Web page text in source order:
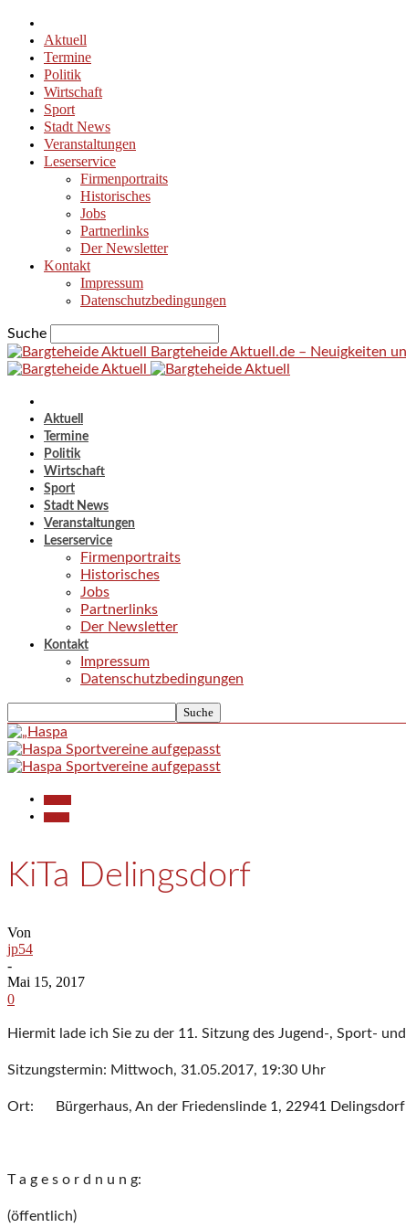
Aktuell
Termine
Politik
Wirtschaft
Sport
Stadt News
Veranstaltungen
Leserservice
Firmenportraits
Historisches
Jobs
Partnerlinks
Der Newsletter
Kontakt
Impressum
Datenschutzbedingungen
Suche
Bargteheide Aktuell.de – Neuigkeiten
Aktuell
Termine
Politik
Wirtschaft
Sport
Stadt News
Veranstaltungen
Leserservice
Firmenportraits
Historisches
Jobs
Partnerlinks
Der Newsletter
Kontakt
Impressum
Datenschutzbedingungen
KiTa Delingsdorf
Von
jp54
-
Mai 15, 2017
0
Hiermit lade ich Sie zu der 11. Sitzung des Jugend-, Sport-
Sitzungstermin: Mittwoch, 31.05.2017, 19:30 Uhr
Ort: Bürgerhaus, An der Friedenslinde 1, 22941 Delingsdorf
T a g e s o r d n u n g:
(öffentlich)